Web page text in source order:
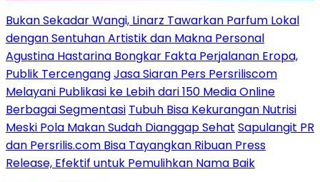
Bukan Sekadar Wangi, Linarz Tawarkan Parfum Lokal
dengan Sentuhan Artistik dan Makna Personal
Agustina Hastarina Bongkar Fakta Perjalanan Eropa,
Publik TercengangJasa Siaran Pers Persriliscom
Melayani Publikasi ke Lebih dari 150 Media Online
Berbagai Segmentasi Tubuh Bisa Kekurangan Nutrisi
Meski Pola Makan Sudah Dianggap Sehat Sapulangit PR
dan Persrilis.com Bisa Tayangkan Ribuan Press
Release, Efektif untuk Pemulihkan Nama Baik